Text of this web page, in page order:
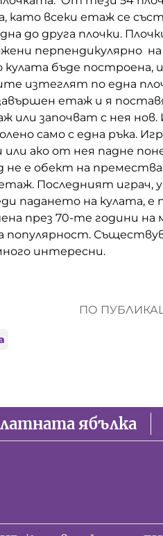
като всеки етаж се
до друга плочки.
перпендикулярно
бъде построена,
изтеглят по една
етаж и я
или започват с нея
само с една ръка.
ако от нея падне
не е обект на
Последният играч,
падането на кулата, е
през 70-те години на
популярност.
интересни.
ПО
ябълка